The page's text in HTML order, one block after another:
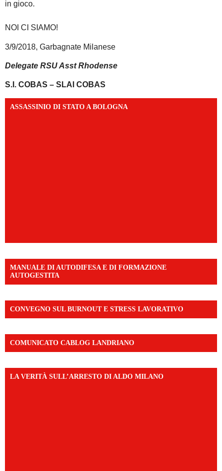
in gioco.
NOI CI SIAMO!
3/9/2018, Garbagnate Milanese
Delegate RSU Asst Rhodense
S.I. COBAS – SLAI COBAS
ASSASSINIO DI STATO A BOLOGNA
MANUALE DI AUTODIFESA E DI FORMAZIONE
AUTOGESTITA
CONVEGNO SUL BURNOUT E STRESS LAVORATIVO
COMUNICATO CABLOG LANDRIANO
LA VERITÀ SULL’ARRESTO DI ALDO MILANO